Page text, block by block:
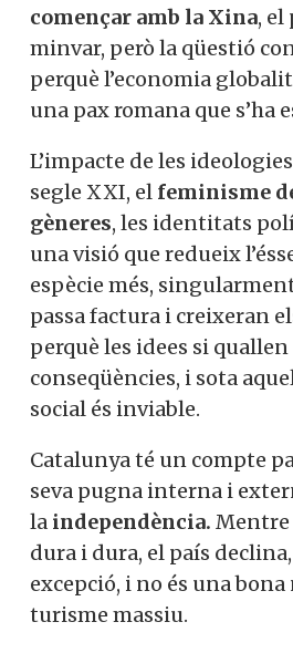
començar amb la Xina, el
minvar, però la qüestió
perquè l’economia
una pax romana que s’ha
L’impacte de les
segle XXI, el feminisme
gèneres, les identitats
una visió que redueix
espècie més,
passa factura i creixeran
perquè les idees si
conseqüències, i sota
social és inviable.
Catalunya té un compte
seva pugna interna i
la independència. Mentre
dura i dura, el país
excepció, i no és una
turisme massiu.